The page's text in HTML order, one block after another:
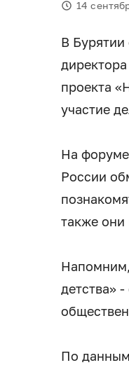
14
В Бурятии
проекта
участие
На форуме
России
также они
Напомним,
детства»
По